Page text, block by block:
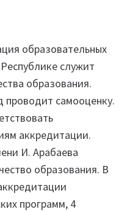
образовательных
служит
образования.
проводит самооценку.
аккредитации.
И. Арабаева
образования. В
программ, 4